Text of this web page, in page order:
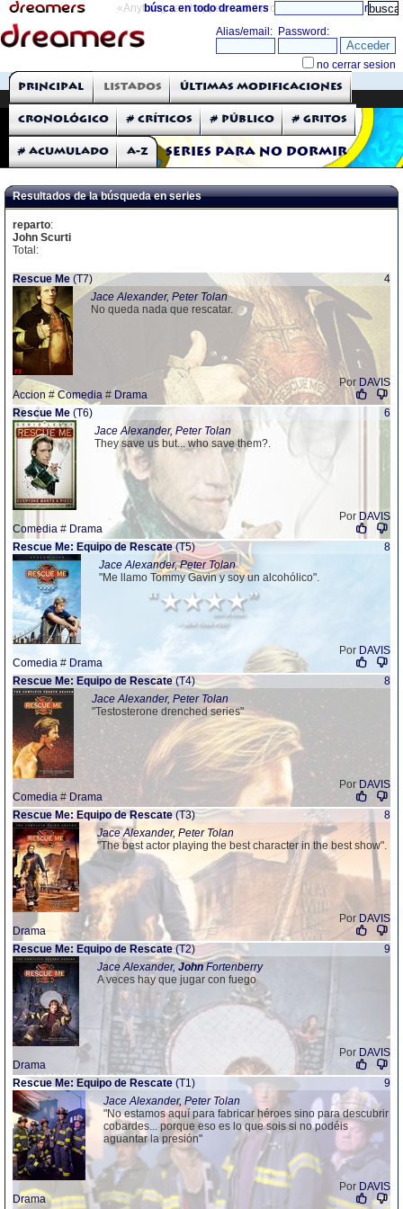
«Anything can happen and it probably will» directorio
búsca en todo dreamers
THE DREAMERS
Críticas: Series de TV
Series para no dormir
Principal Listados Últimas modificaciones
Cronológico # Críticos # Público # Gritos
# Acumulado A-Z
Resultados de la búsqueda en series
reparto:
John Scurti
Total:
Rescue Me (T7)
4
Jace Alexander, Peter Tolan
No queda nada que rescatar.
Por DAVIS
Accion #Comedia # Drama
Rescue Me (T6)
6
Jace Alexander, Peter Tolan
They save us but... who save them?.
Por DAVIS
Comedia # Drama
Rescue Me: Equipo de Rescate(T5)
8
Jace Alexander, Peter Tolan
"Me llamo Tommy Gavin y soy un alcohólico".
Por DAVIS
Comedia # Drama
Rescue Me: Equipo de Rescate(T4)
8
Jace Alexander, Peter Tolan
"Testosterone drenched series"
Por DAVIS
Comedia # Drama
Rescue Me: Equipo de Rescate (T3)
8
Jace Alexander, Peter Tolan
"The best actor playing the best character in the best show".
Por DAVIS
Drama
Rescue Me: Equipo de Rescate(T2)
9
Jace Alexander, John Fortenberry
A veces hay que jugar con fuego
Por DAVIS
Drama
Rescue Me: Equipo de Rescate (T1)
9
Jace Alexander, Peter Tolan
"No estamos aquí para fabricar héroes sino para descubrir
cobardes... porque eso es lo que sois si no podéis
aguantar la presión"
Por DAVIS
Drama